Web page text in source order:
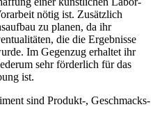
nötig ist. Zusätzlich
zu planen, da ihr
die die Ergebnisse
Im Gegenzug erhaltet ihr
sehr förderlich für das
ist.
sind Produkt-, Geschmacks-